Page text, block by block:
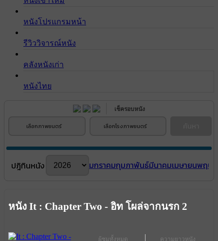
หนังโปรแกรมหน้า
รีวิววิจารณ์หนัง
คลังหนังเก่า
หนังไทย
เช็ครอบหนัง
เลือกภาพยนตร์ เลือกโรงภาพยนตร์
ปฎิทินหนัง มกราคมกุมภาพันธ์มีนาคมเมษายนพฤษ
ผู้ชมทั้งหมด ความยาวหนัง
หนัง It : Chapter Two - อิท โผล่จากนรก 2